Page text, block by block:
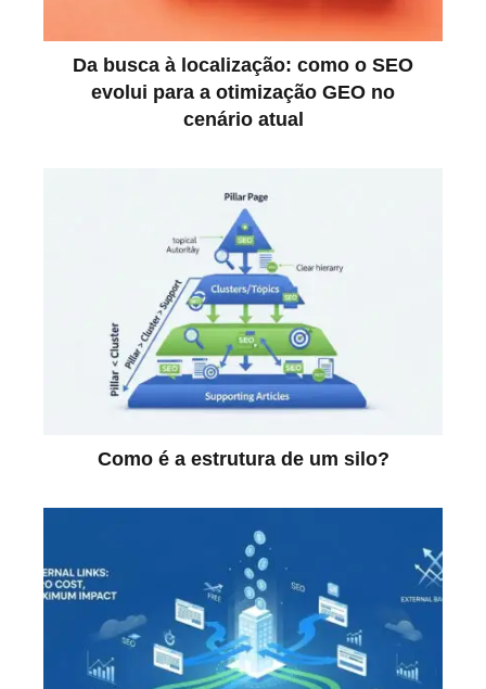
Da busca à localização: como o SEO
evolui para a otimização GEO no
cenário atual
Como é a estrutura de um silo?